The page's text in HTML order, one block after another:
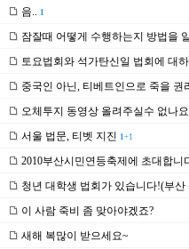
음.. 1
잠잘때 어떻게 수행하는지 방법을
토요법회와 석가탄신일 법회에 대
중국인 아닌, 티베트인으로 죽을 권
오체투지 동영상 올려주실수 없나
서울 법문, 티벳 지진 1+1
2010부산시민연등축제에 초대합니
청년 대학생 법회가 있습니다!(부산
이 사람 죽비 좀 맞아야겠죠?
새해 복많이 받으세요~